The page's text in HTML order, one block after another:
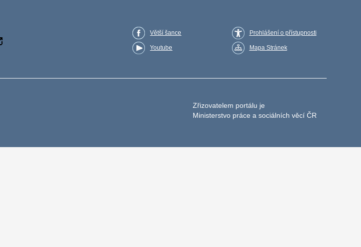
Větší šance
Youtube
Prohlášení o přístupnosti
Mapa Stránek
Zřizovatelem portálu je
Ministerstvo práce a sociálních věcí ČR